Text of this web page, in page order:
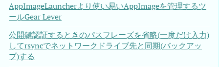
AppImageLauncherより使い易いAppImageを管理するツ
ールGear Lever
公開鍵認証するときのパスフレーズを省略(一度だけ入力)
してrsyncでネットワークドライブ先と同期(バックアッ
プ)する